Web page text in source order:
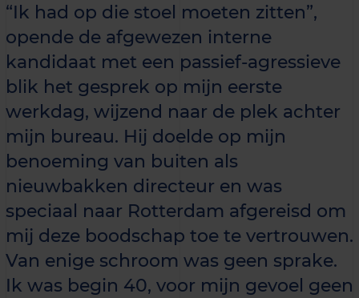
“Ik had op die stoel moeten zitten”,
opende de afgewezen interne
kandidaat met een passief-agressieve
blik het gesprek op mijn eerste
werkdag, wijzend naar de plek achter
mijn bureau. Hij doelde op mijn
benoeming van buiten als
nieuwbakken directeur en was
speciaal naar Rotterdam afgereisd om
mij deze boodschap toe te vertrouwen.
Van enige schroom was geen sprake.
Ik was begin 40, voor mijn gevoel geen